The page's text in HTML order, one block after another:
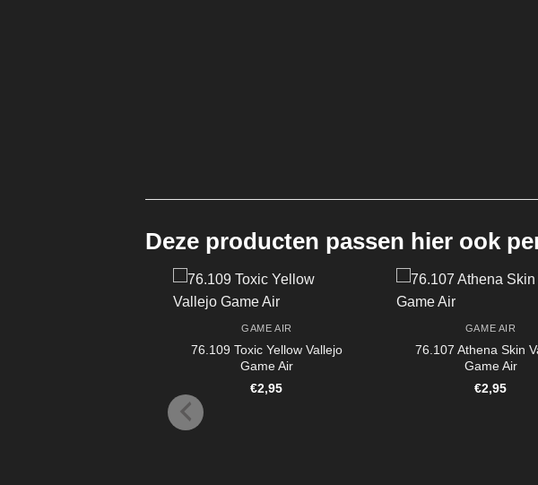
Deze producten passen hier ook
GAME AIR
76.109 Toxic Yellow Vallejo
Game Air
€2,95
GAME AIR
76.107 Athena Skin
Game Air
€2,95